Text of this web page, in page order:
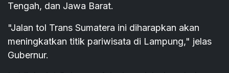
Tengah, dan Jawa Barat.
"Jalan tol Trans Sumatera ini diharapkan akan
meningkatkan titik pariwisata di Lampung," jelas
Gubernur.